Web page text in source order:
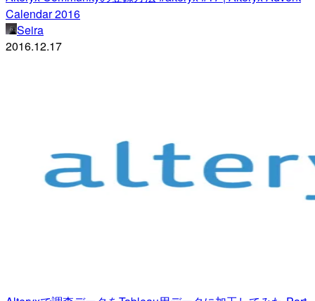
Calendar 2016
Seira
2016.12.17